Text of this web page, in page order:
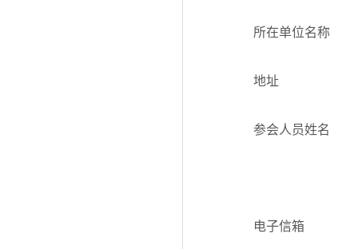
所在单位名称
地址
参会人员姓名
电子信箱